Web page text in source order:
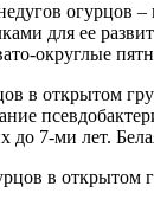
огурцов –
для ее
округлые
в открытом
7-ми лет.